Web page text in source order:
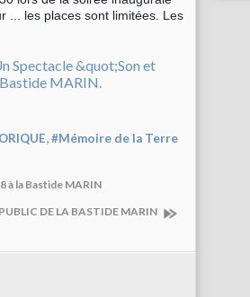
... les places sont limitées. Les
,#Mémoire de la Terre
à la Bastide MARIN
DE LA BASTIDE MARIN